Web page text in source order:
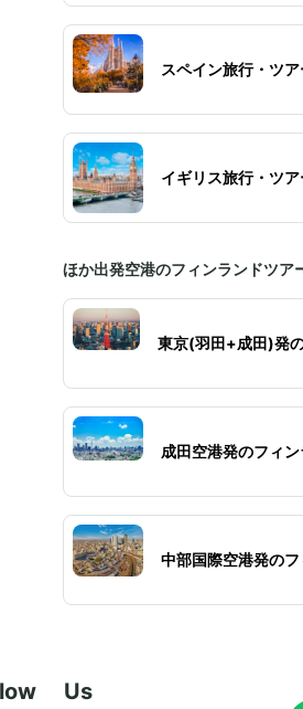
スペイン旅行・ツ
イギリス旅行・ツ
ほか出発空港のフィンランドツア
東京(羽田+成田)発
成田空港発のフィ
中部国際空港発の
Us